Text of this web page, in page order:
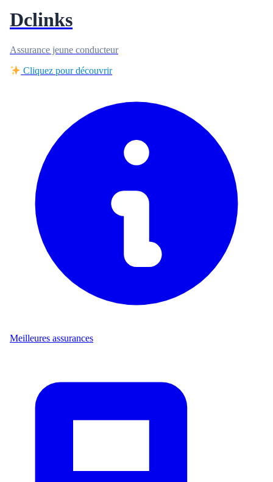
Dclinks
Assurance jeune conducteur
Cliquez pour découvrir
Meilleures assurances